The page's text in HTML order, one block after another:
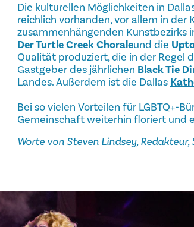
Die kulturellen Möglichkeiten in
reichlich vorhanden, vor allem in der
zusammenhängenden Kunstbezirks
Der Turtle Creek Choraleund die
Qualität produziert, die in der Regel
Gastgeber des jährlichen Black Tie
Landes. Außerdem ist die Dallas
Bei so vielen Vorteilen für LGBTQ+-
Gemeinschaft weiterhin floriert und
Worte von Steven Lindsey,